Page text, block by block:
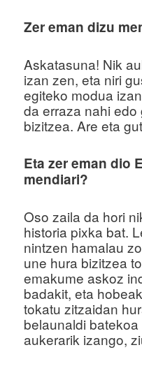
Zer eman dizu
Askatasuna! Nik
izan zen, eta niri
egiteko modua
da erraza nahi
bizitzea. Are eta
Eta zer eman dio
mendiari?
Oso zaila da hori
historia pixka bat.
nintzen hamalau
une hura bizitzea
emakume askoz
badakit, eta
tokatu zitzaidan
belaunaldi
aukerarik izango,